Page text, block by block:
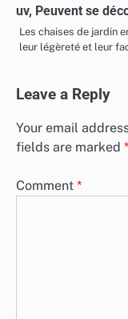
uv, Peuvent se
Les chaises de jardin
leur légèreté et leur
Leave a Reply
Your email
fields are marked *
Comment *